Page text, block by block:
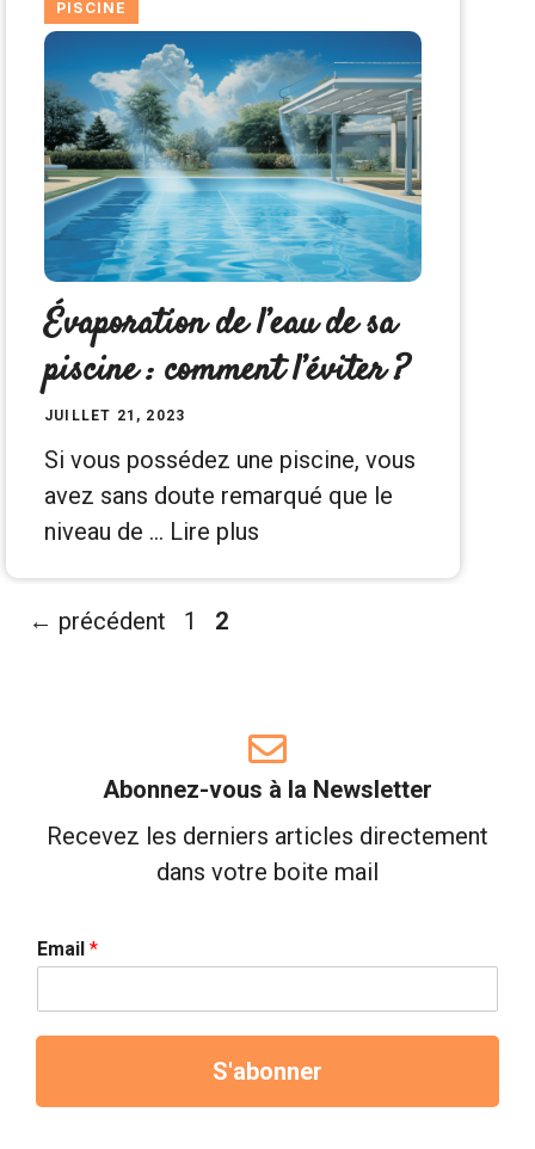
PISCINE
Évaporation de l’eau de sa
piscine : comment l’éviter ?
JUILLET 21, 2023
Si vous possédez une piscine, vous
avez sans doute remarqué que le
niveau de … Lire plus
← précédent Page
1 Page
2
Abonnez-vous à la Newsletter
Recevez les derniers articles directement
dans votre boite mail
Email *
S'abonner